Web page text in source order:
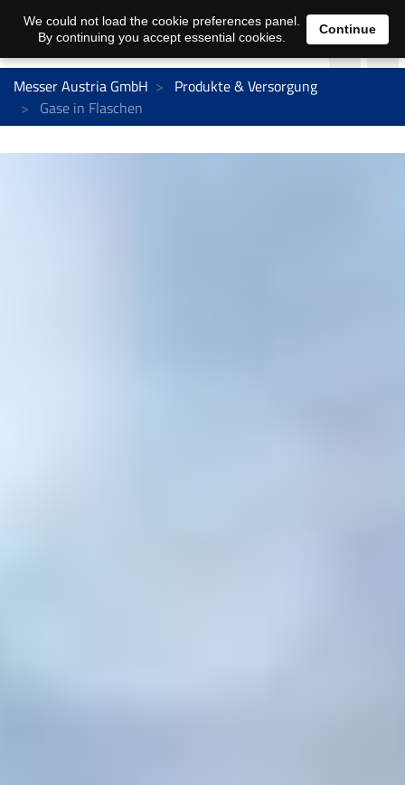
Messer Austria GmbH
Produkte & Versorgung
Gase in Flaschen
We could not load the cookie preferences panel.
By continuing you accept essential cookies.
Continue